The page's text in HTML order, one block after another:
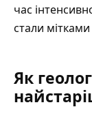
час
стали
Як